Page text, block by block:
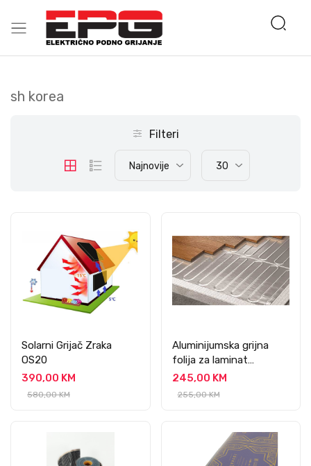
sh korea
Filteri
Najnovije 30
Solarni Grijač Zraka
OS20
390,00 KM
580,00 KM
Aluminijumska grijna
folija za laminat
5m2/150W
245,00 KM
255,00 KM